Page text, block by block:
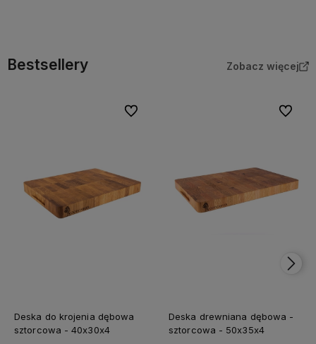
Bestsellery Zobacz więcej
Deska do krojenia dębowa
sztorcowa - 40x30x4
Do ulubionych
Deska drewniana dębowa -
sztorcowa - 50x35x4
Do